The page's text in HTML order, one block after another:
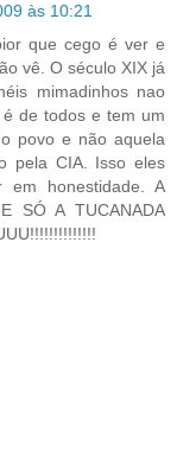
às 10:21
que cego é ver e
vê. O século XIX já
mimadinhos nao
de todos e tem um
povo e não aquela
pela CIA. Isso eles
em honestidade. A
E SÓ A TUCANADA